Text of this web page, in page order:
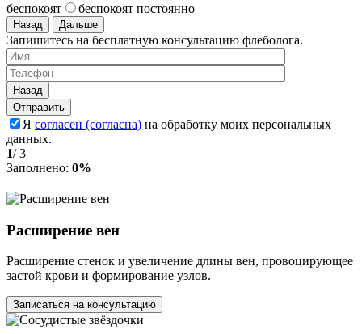
беспокоят
беспокоят постоянно
Назад Дальше
Запишитесь на бесплатную консультацию флеболога.
Назад
Я согласен (согласна) на обработку моих персональных
данных.
1/3
Заполнено: 0%
Расширение вен
Расширение стенок и увеличение длины вен, провоцирующее
застой крови и формирование узлов.
Записаться на консультацию